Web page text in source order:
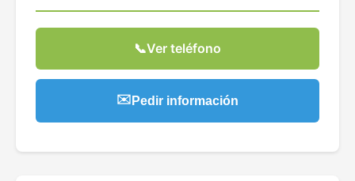
📞Ver teléfono
✉️ Pedir información